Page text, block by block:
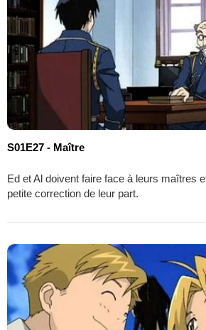
S01E27 - Maître
Ed et Al doivent faire face à leurs maîtres
petite correction de leur part.